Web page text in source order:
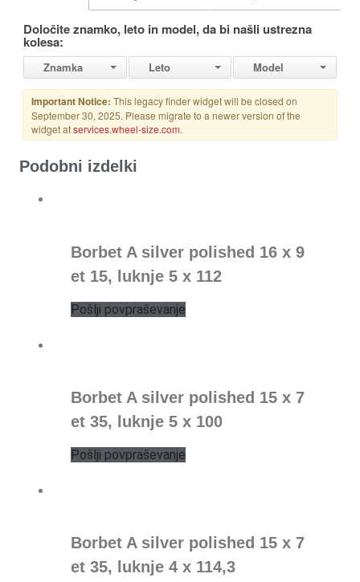
Podobni izdelki
Borbet A silver polished 16 x 9
et 15, luknje 5 x 112
Pošlji povpraševanje
Borbet A silver polished 15 x 7
et 35, luknje 5 x 100
Pošlji povpraševanje
Borbet A silver polished 15 x 7
et 35, luknje 4 x 114,3